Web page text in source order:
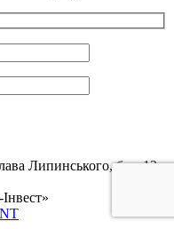
Липинського, буд. 12,